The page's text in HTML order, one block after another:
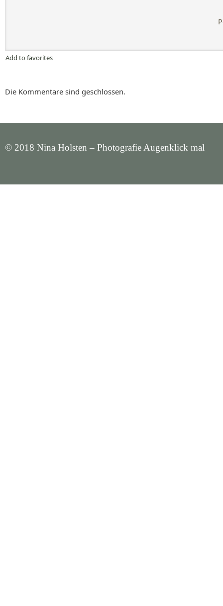
Add to favorites
Die Kommentare sind geschlossen.
© 2018 Nina Holsten – Photografie Augenklick mal